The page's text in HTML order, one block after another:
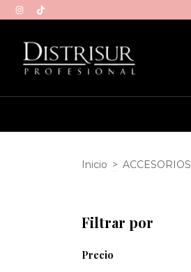
Inicio > ACCESORIOS
Filtrar por
Precio